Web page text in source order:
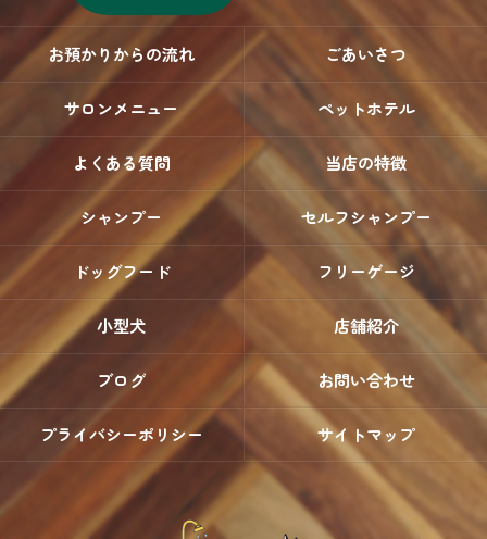
お預かりからの流れ ごあいさつ
サロンメニュー ペットホテル
よくある質問 当店の特徴
シャンプー セルフシャンプー
ドッグフード フリーゲージ
小型犬 店舗紹介
ブログ お問い合わせ
プライバシーポリシー サイトマップ